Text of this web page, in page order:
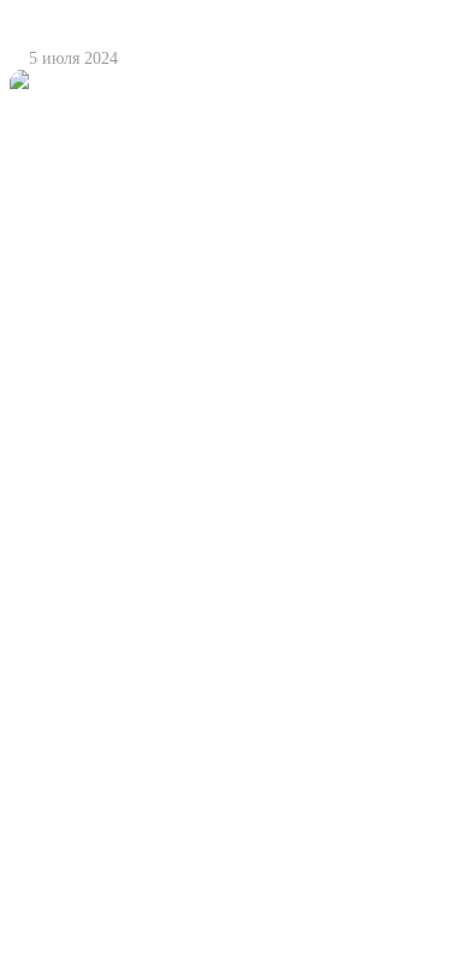
5 июля 2024